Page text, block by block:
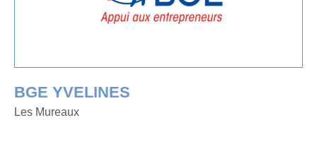
BGE YVELINES
Les Mureaux